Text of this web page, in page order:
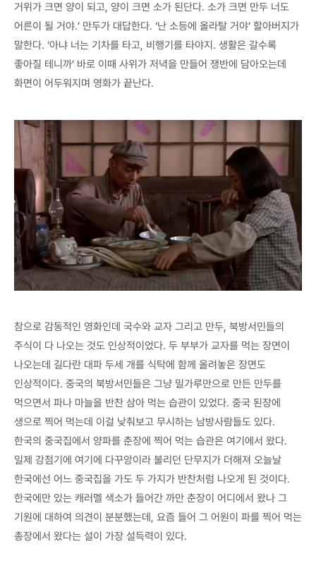
거위가 크면 양이 되고, 양이 크면 소가 된단다. 소가 크면 만두 너도
어른이 될 거야.’ 만두가 대답한다. ‘난 소등에 올라탈 거야’ 할아버지가
말한다. ‘아냐 너는 기차를 타고, 비행기를 타야지. 생활은 갈수록
좋아질 테니까’ 바로 이때 사위가 저녁을 만들어 쟁반에 담아오는데
화면이 어두워지며 영화가 끝난다.
참으로 감동적인 영화인데 국수와 교자 그리고 만두, 북방서민들의
주식이 다 나오는 것도 인상적이었다. 두 부부가 교자를 먹는 장면이
나오는데 길다란 대파 두세 개를 식탁에 함께 올려놓은 장면도
인상적이다. 중국의 북방서민들은 그냥 밀가루만으로 만든 만두를
먹으면서 파나 마늘을 반찬 삼아 먹는 습관이 있었다. 중국 된장에
생으로 찍어 먹는데 이걸 낮춰보고 무시하는 남방사람들도 있다.
한국의 중국집에서 양파를 춘장에 찍어 먹는 습관은 여기에서 왔다.
일제 강점기에 여기에 다꾸앙이라 불리던 단무지가 더해져 오늘날
한국에선 어느 중국집을 가도 두 가지가 반찬처럼 나오게 된 것이다.
한국에만 있는 캐러멜 색소가 들어간 까만 춘장이 어디에서 왔나 그
기원에 대하여 의견이 분분했는데, 요즘 들어 그 어원이 파를 찍어 먹는
총장에서 왔다는 설이 가장 설득력이 있다.